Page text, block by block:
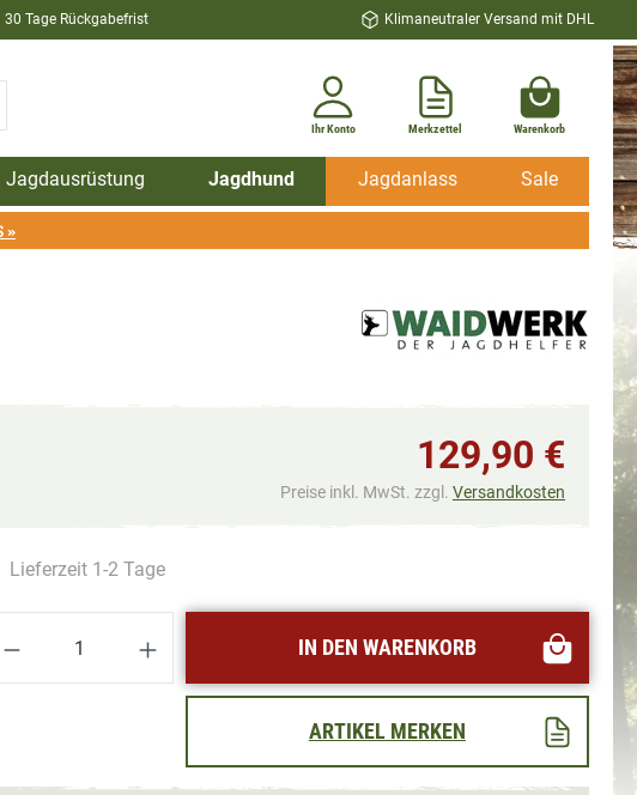
30 Tage Rückgabefrist Klimaneutraler Versand mit DHL
Ihr Konto Merkzettel Warenkorb
Jagdausrüstung Jagdhund Jagdanlass Sale
»
129,90 €
Preise inkl. MwSt. zzgl. Versandkosten
Lieferzeit 1-2 Tage
Produkt Anzahl: Gib den gewünschten Wert ein
IN DEN WARENKORB
ARTIKEL MERKEN